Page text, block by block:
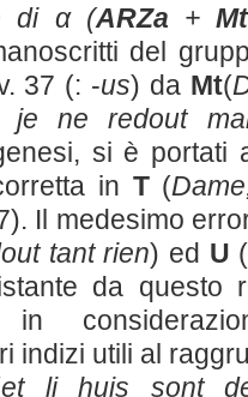
di α (ARZa +Mt
del
37 (: -us) da Mt(
je ne redout
si è portati
in T (
Il medesimo
tant rien) ed U (
da questo
in
indizi utili al
et li huis sont